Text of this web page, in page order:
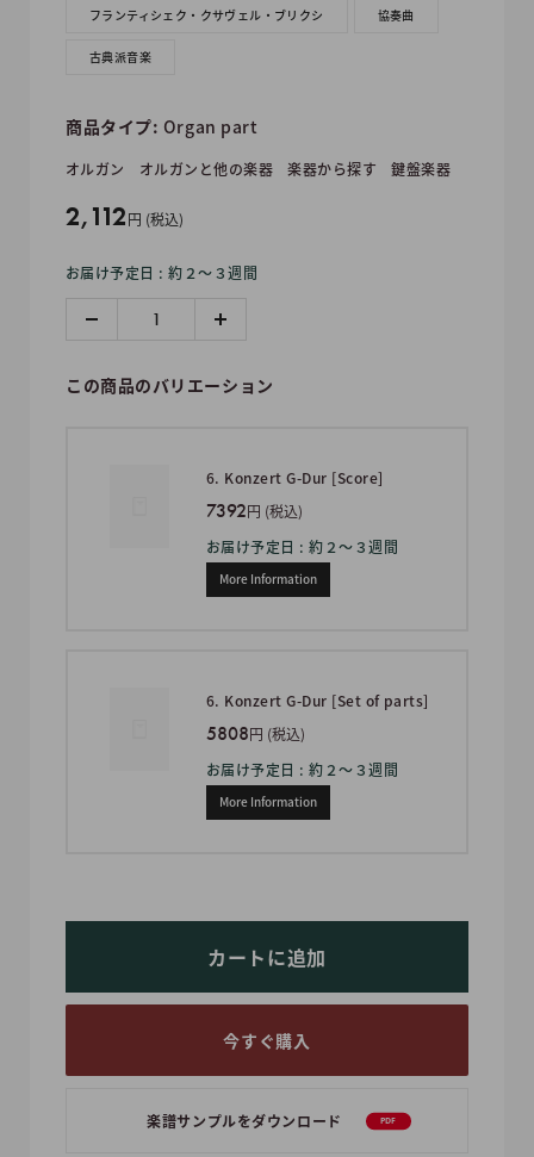
フランティシェク・クサヴェル・ブリクシ 協奏曲
古典派音楽
商品タイプ: Organ part
オルガン オルガンと他の楽器 楽器から探す 鍵盤楽器
販
価
格
2,112円 (税込)
お届け予定日 : 約２〜３週間
この商品のバリエーション
6. Konzert G-Dur [Score]
7392円 (税込)
お届け予定日 : 約２〜３週間
More Information
6. Konzert G-Dur [Set of parts]
5808円 (税込)
お届け予定日 : 約２〜３週間
More Information
カートに追加
今すぐ購入
楽譜サンプルをダウンロード PDF